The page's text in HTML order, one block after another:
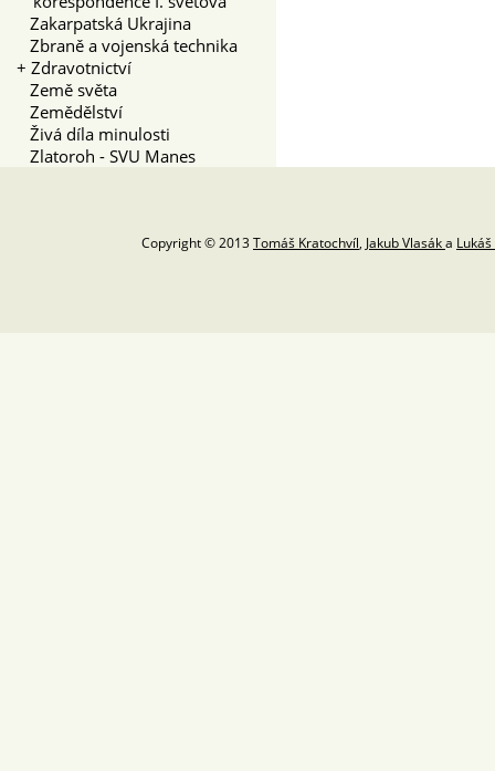
Zakarpatská Ukrajina
Zbraně a vojenská technika
+ Zdravotnictví
Země světa
Zemědělství
Živá díla minulosti
Zlatoroh - SVU Manes
Copyright © 2013Tomáš Kratochvíl, Jakub Vlasáka